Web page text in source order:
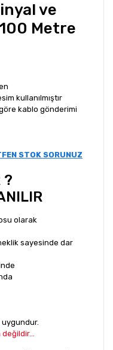
ve
Metre
kullanılmıştır
kablo gönderimi
STOK SORUNUZ
?
olarak
sayesinde dar
uygundur.
değildir...